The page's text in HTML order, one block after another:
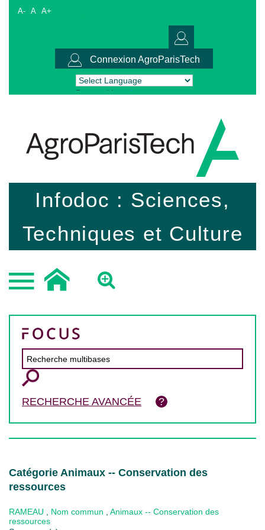
A- A A+
Connexion AgroParisTech
Powered by Translate
Infodoc : Sciences,
Techniques et Culture
RECHERCHE AVANCÉE
Catégorie Animaux -- Conservation des
ressources
RAMEAU Nom commun
Animaux -- Conservation des
ressources